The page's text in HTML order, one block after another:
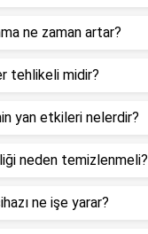
ne zaman artar?
tehlikeli midir?
yan etkileri nelerdir?
neden temizlenmeli?
ne işe yarar?